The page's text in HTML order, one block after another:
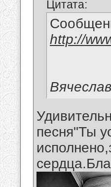
Цитата:
http://
песня"Ты